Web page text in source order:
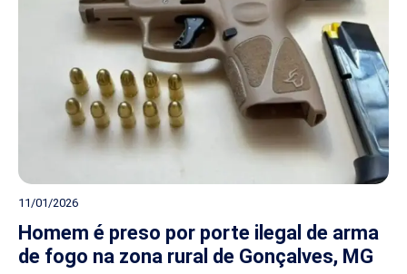
11/01/2026
Homem é preso por porte ilegal de arma
de fogo na zona rural de Gonçalves, MG